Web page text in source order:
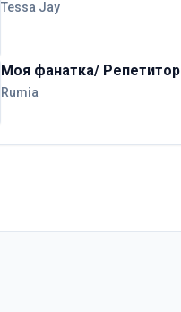
Tessa Jay
Моя фанатка/ Репетитор
Rumia